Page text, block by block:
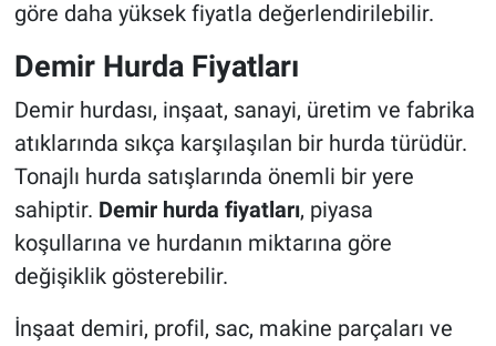
göre daha yüksek fiyatla değerlendirilebilir.
Demir Hurda Fiyatları
Demir hurdası, inşaat, sanayi, üretim ve fabrika
atıklarında sıkça karşılaşılan bir hurda türüdür.
Tonajlı hurda satışlarında önemli bir yere
sahiptir. Demir hurda fiyatları, piyasa
koşullarına ve hurdanın miktarına göre
değişiklik gösterebilir.
İnşaat demiri, profil, sac, makine parçaları ve